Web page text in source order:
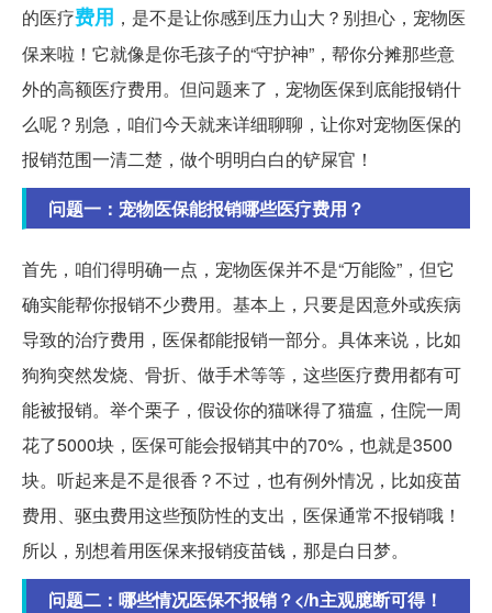
的医疗费用 ，是不是让你感到压力山大？别担心，宠物医
保来啦！它就像是你毛孩子的“守护神”，帮你分摊那些意
外的高额医疗费用。但问题来了，宠物医保到底能报销什
么呢？别急，咱们今天就来详细聊聊，让你对宠物医保的
报销范围一清二楚，做个明明白白的铲屎官！
问题一：宠物医保能报销哪些医疗费用？
首先，咱们得明确一点，宠物医保并不是“万能险”，但它
确实能帮你报销不少费用。基本上，只要是因意外或疾病
导致的治疗费用，医保都能报销一部分。具体来说，比如
狗狗突然发烧、骨折、做手术等等，这些医疗费用都有可
能被报销。举个栗子，假设你的猫咪得了猫瘟，住院一周
花了5000块，医保可能会报销其中的70%，也就是3500
块。听起来是不是很香？不过，也有例外情况，比如疫苗
费用、驱虫费用这些预防性的支出，医保通常不报销哦！
所以，别想着用医保来报销疫苗钱，那是白日梦。
问题二：哪些情况医保不报销？</h主观臆断可得！